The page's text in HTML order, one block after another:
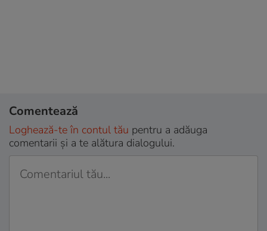
Comentează
Loghează-te în contul tău pentru a adăuga
comentarii și a te alătura dialogului.